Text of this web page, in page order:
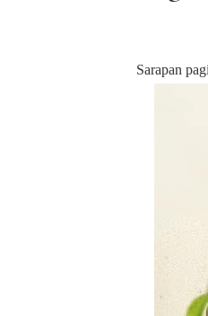
Sarapan